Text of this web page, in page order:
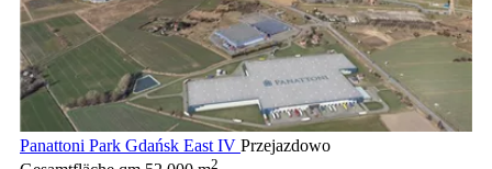
Panattoni Park Gdańsk East IV Przejazdowo
2